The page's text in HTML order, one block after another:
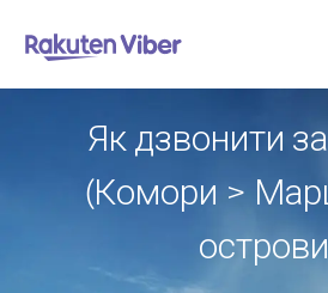
Як дзвонити
(Комори >